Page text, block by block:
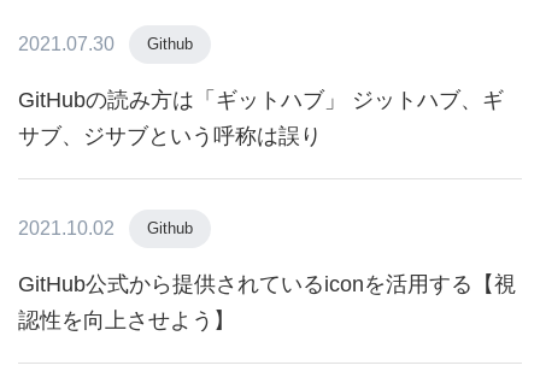
2021.07.30 Github
GitHubの読み方は「ギットハブ」 ジットハブ、ギ
サブ、ジサブという呼称は誤り
2021.10.02 Github
GitHub公式から提供されているiconを活用する【視
認性を向上させよう】